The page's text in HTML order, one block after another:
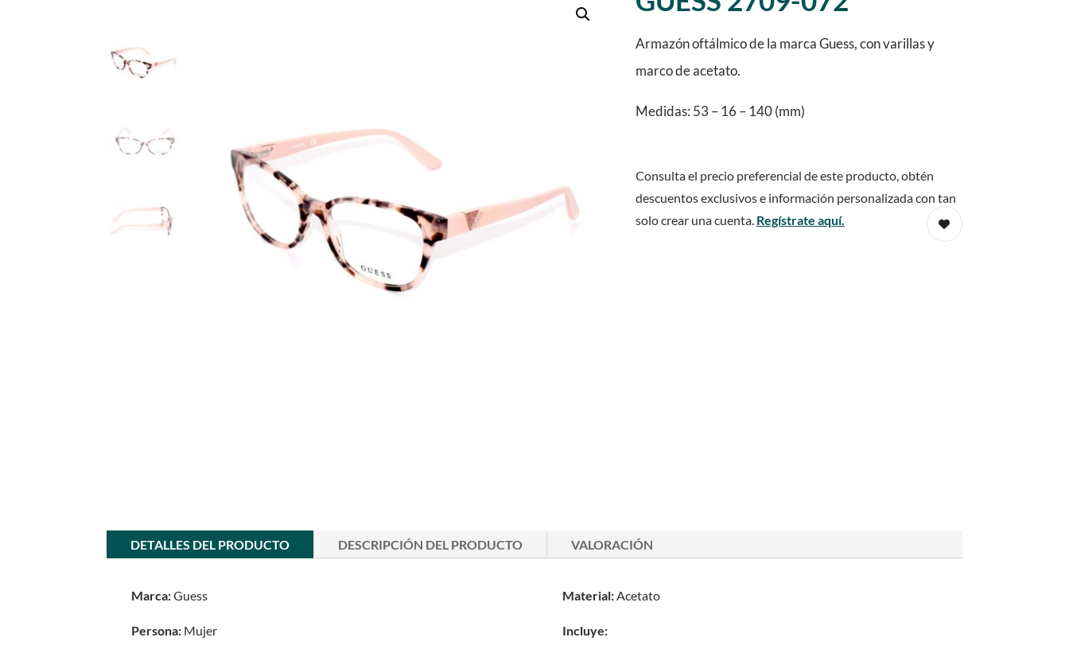
Armazón oftálmico de la marca Guess, con varillas y
marco de acetato.
Medidas: 53 – 16 – 140 (mm)
Consulta el precio preferencial de este producto, obtén
descuentos exclusivos e información personalizada con tan
solo crear una cuenta. Regístrate aquí.
DETALLES DEL PRODUCTO DESCRIPCIÓN DEL PRODUCTO VALORACIÓN
Marca:Guess Material:Acetato
Persona: Mujer Incluye: